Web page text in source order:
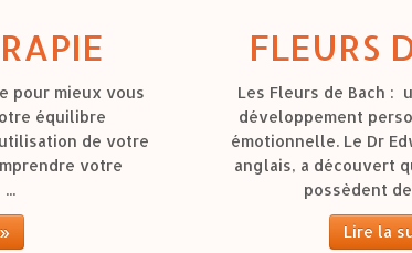
pour mieux vous
équilibre
de votre
votre
FLEURS
Les Fleurs de Bach :
développement
émotionnelle. Le Dr
anglais, a découvert
possèdent
Lire la